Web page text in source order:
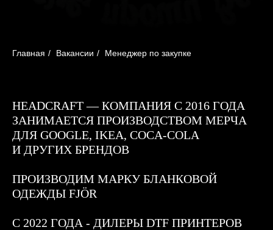
Главная / Вакансии / Менеджер по закупке
HEADCRAFT — КОМПАНИЯ С 2016 ГОДА
ЗАНИМАЕТСЯ ПРОИЗВОДСТВОМ МЕРЧА
ДЛЯ GOOGLE, IKEA, COCA-COLA
И ДРУГИХ БРЕНДОВ
ПРОИЗВОДИМ МАРКУ БЛАНКОВОЙ
ОДЕЖДЫ FJÖR
С 2022 ГОДА - ДИЛЕРЫ DTF ПРИНТЕРОВ